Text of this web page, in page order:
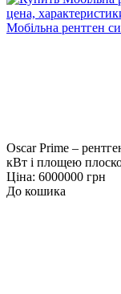
Мобільна рентген
Oscar Prime –
кВт і площею
Ціна: 6000000 грн
До кошика